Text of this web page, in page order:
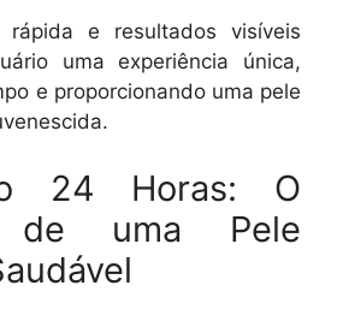
rápida e resultados visíveis
uma experiência única,
e proporcionando uma pele
24 Horas: O
de uma Pele